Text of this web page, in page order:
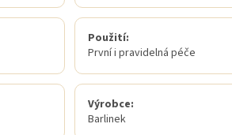
Použití:
První i pravidelná péče
Výrobce:
Barlinek